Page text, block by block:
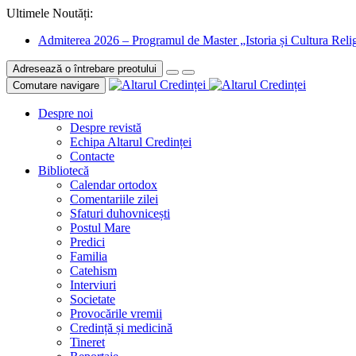
Ultimele Noutăți:
Admiterea 2026 – Programul de Master „Istoria și Cultura
Adresează o întrebare preotului
Comutare navigare
Despre noi
Despre revistă
Echipa Altarul Credinței
Contacte
Bibliotecă
Calendar ortodox
Comentariile zilei
Sfaturi duhovnicești
Postul Mare
Predici
Familia
Catehism
Interviuri
Societate
Provocările vremii
Credință și medicină
Tineret